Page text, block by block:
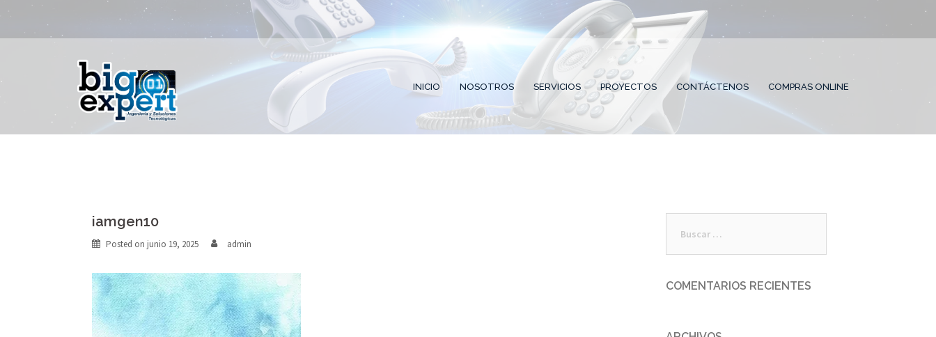
content
+593 (02) 514 9606 ventas@bigexpert.com.ec Yánez Pinzón N26-56 Edif. Frago Local 2 PB
INICIO NOSOTROS SERVICIOS PROYECTOS CONTÁCTENOS COMPRAS ONLINE
iamgen10
Posted on junio 19, 2025 admin
COMENTARIOS RECIENTES